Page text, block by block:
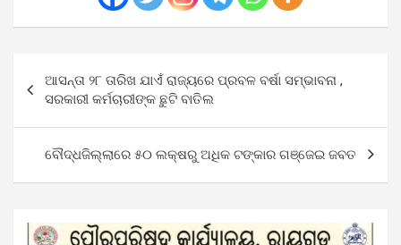
navigation
ଆସନ୍ତା ୨୮ ତାରିଖ ଯାଏଁ ରାଜ୍ୟରେ ପ୍ରବଳ ବର୍ଷା ସମ୍ଭାବନା ,
ସରକାରୀ କର୍ମଚାରୀଙ୍କ ଛୁଟି ବାତିଲ
ବୌଦ୍ଧଜିଲ୍ଲାରେ ୫୦ ଲକ୍ଷରୁ ଅଧିକ ଟଙ୍କାର ଗଞ୍ଜେଇ ଜବତ